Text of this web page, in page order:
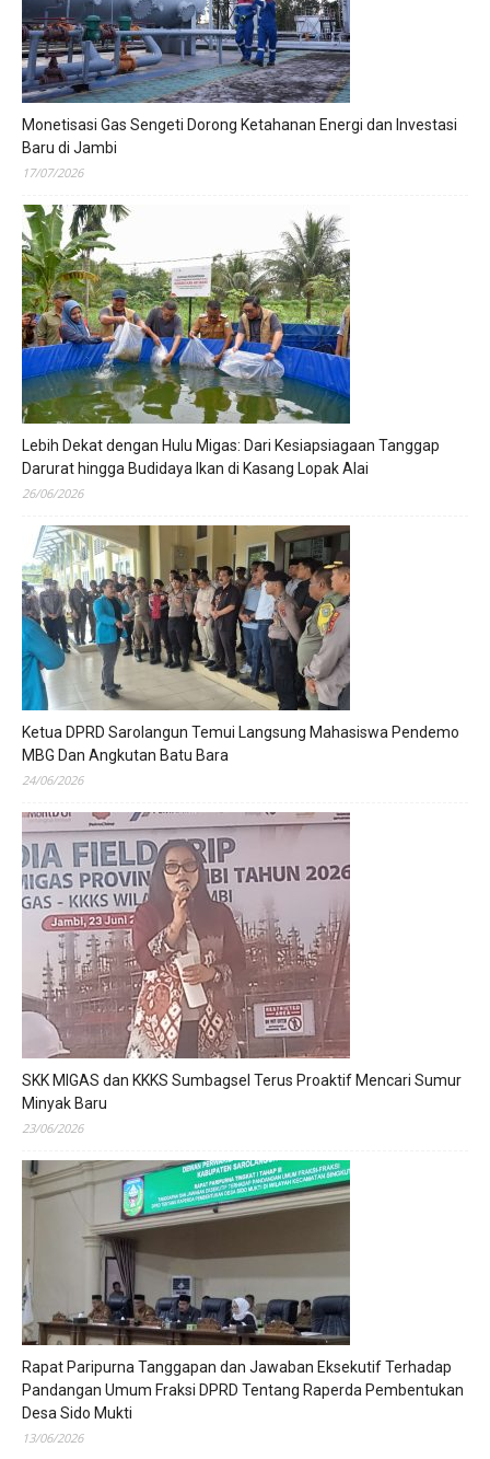
Monetisasi Gas Sengeti Dorong Ketahanan Energi dan Investasi
Baru di Jambi
17/07/2026
Lebih Dekat dengan Hulu Migas: Dari Kesiapsiagaan Tanggap
Darurat hingga Budidaya Ikan di Kasang Lopak Alai
26/06/2026
Ketua DPRD Sarolangun Temui Langsung Mahasiswa Pendemo
MBG Dan Angkutan Batu Bara
24/06/2026
SKK MIGAS dan KKKS Sumbagsel Terus Proaktif Mencari Sumur
Minyak Baru
23/06/2026
Rapat Paripurna Tanggapan dan Jawaban Eksekutif Terhadap
Pandangan Umum Fraksi DPRD Tentang Raperda Pembentukan
Desa Sido Mukti
13/06/2026